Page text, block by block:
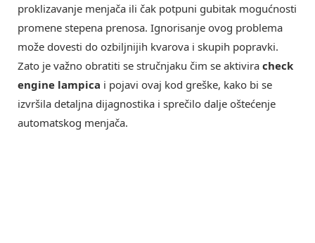
proklizavanje menjača ili čak potpuni gubitak mogućnosti
promene stepena prenosa. Ignorisanje ovog problema
može dovesti do ozbiljnijih kvarova i skupih popravki.
Zato je važno obratiti se stručnjaku čim se aktivira check
engine lampica i pojavi ovaj kod greške, kako bi se
izvršila detaljna dijagnostika i sprečilo dalje oštećenje
automatskog menjača.